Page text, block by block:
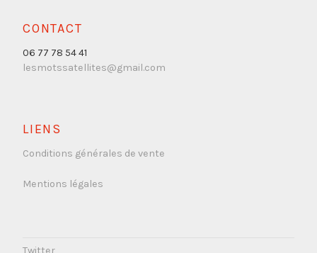
CONTACT
06 77 78 54 41
lesmotssatellites@gmail.com
LIENS
Conditions générales de vente
Mentions légales
Twitter